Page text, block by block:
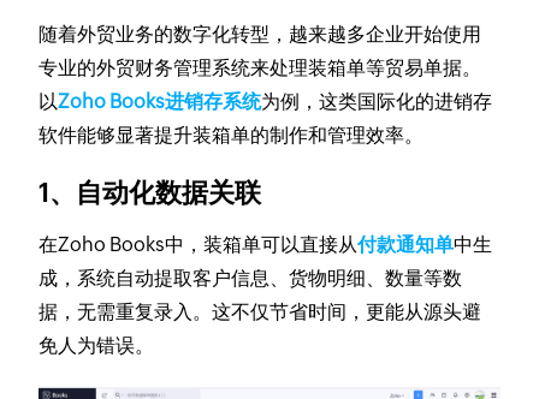
随着外贸业务的数字化转型，越来越多企业开始使用
专业的外贸财务管理系统来处理装箱单等贸易单据。
以Zoho Books进销存系统为例，这类国际化的进销存
软件能够显著提升装箱单的制作和管理效率。
1、自动化数据关联
在Zoho Books中，装箱单可以直接从付款通知单中生
成，系统自动提取客户信息、货物明细、数量等数
据，无需重复录入。这不仅节省时间，更能从源头避
免人为错误。